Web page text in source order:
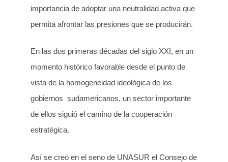
importancia de adoptar una neutralidad activa que
permita afrontar las presiones que se producirán.
En las dos primeras décadas del siglo XXI, en un
momento histórico favorable desde el punto de
vista de la homogeneidad ideológica de los
gobiernos sudamericanos, un sector importante
de ellos siguió el camino de la cooperación
estratégica.
Así se creó en el seno de UNASUR el Consejo de